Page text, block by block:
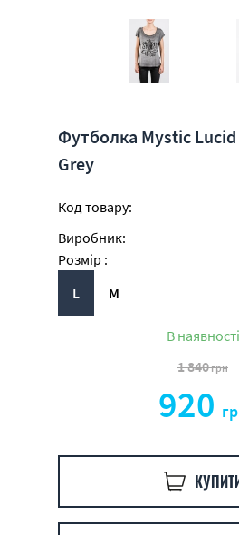
Футболка Mystic Lucid
Grey
Код товару:
Виробник:
Розмір :
L
M
В наявності
1 840грн
920